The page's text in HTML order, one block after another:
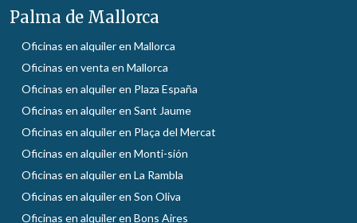
Palma de Mallorca
Oficinas en alquiler en Mallorca
Oficinas en venta en Mallorca
Oficinas en alquiler en Plaza España
Oficinas en alquiler en Sant Jaume
Oficinas en alquiler en Plaça del Mercat
Oficinas en alquiler en Monti-sión
Oficinas en alquiler en La Rambla
Oficinas en alquiler en Son Oliva
Oficinas en alquiler en Bons Aires